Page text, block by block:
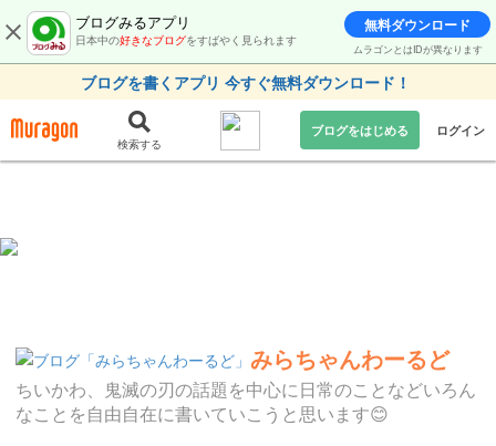
ブログみるアプリ
日本中の好きなブログをすばやく見られます
無料ダウンロード
ムラゴンとはIDが異なります
ブログを書くアプリ 今すぐ無料ダウンロード！
検索する
ブログをはじめる ログイン
みらちゃんわーるど
ちいかわ、鬼滅の刃の話題を中心に日常のことなどいろん
なことを自由自在に書いていこうと思います😊